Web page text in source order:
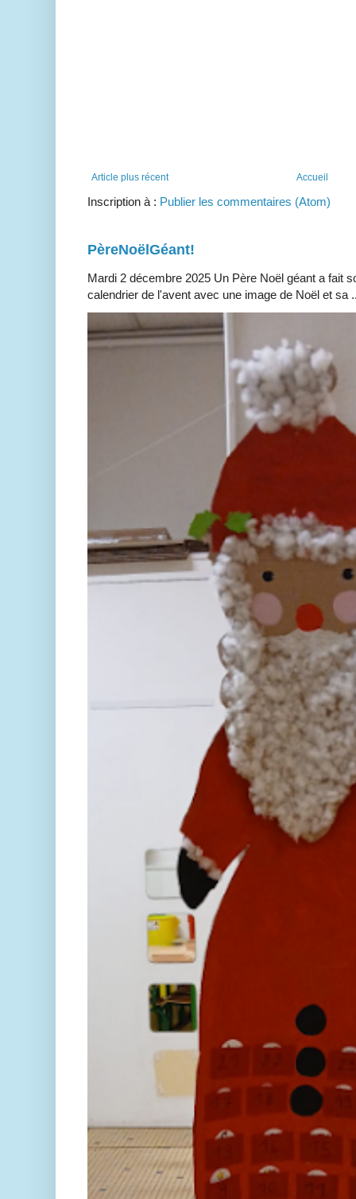
Article plus récent Accueil
Inscription à : Publier les commentaires (Atom)
PèreNoëlGéant!
Mardi 2 décembre 2025 Un Père Noël géant a fait
calendrier de l'avent avec une image de Noël et sa